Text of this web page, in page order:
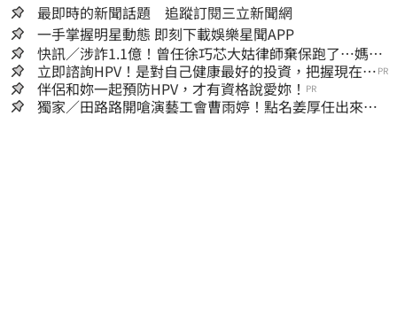
最即時的新聞話題 追蹤訂閱三立新聞網
一手掌握明星動態 即刻下載娛樂星聞APP
快訊／涉詐1.1億！曾任徐巧芯大姑律師棄保跑了…媽也
離境 桃檢發通緝
立即諮詢HPV！是對自己健康最好的投資，把握現在不
嫌晚！
PR
伴侶和妳一起預防HPV，才有資格說愛妳！ PR
獨家／田路路開嗆演藝工會曹雨婷！點名姜厚任出來